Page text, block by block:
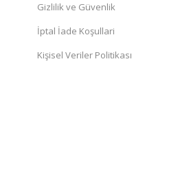
Gizlilik ve Güvenlik
İptal İade Koşullari
Kişisel Veriler Politikası